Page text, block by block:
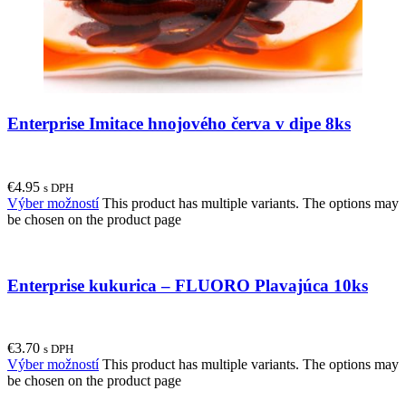
Enterprise Imitace hnojového červa v dipe 8ks
€4.95 s DPH
Výber možností This product has multiple variants. The options may
be chosen on the product page
Enterprise kukurica – FLUORO Plavajúca 10ks
€3.70 s DPH
Výber možností This product has multiple variants. The options may
be chosen on the product page